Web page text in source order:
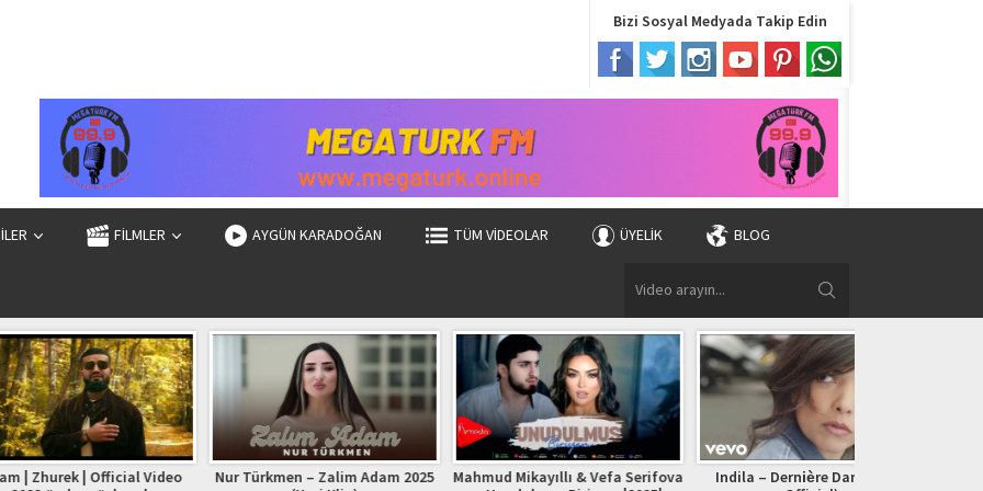
Bizi Sosyal Medyada Takip Edin
FİLMLER AYGÜN KARADOĞAN TÜM VIDEOLAR ÜYELIK BLOG
Official Video
Nur Türkmen – Zalim Adam 2025
Mahmud Mikayıllı & Vefa Serifova
Indila – Dernière Danse (Clip